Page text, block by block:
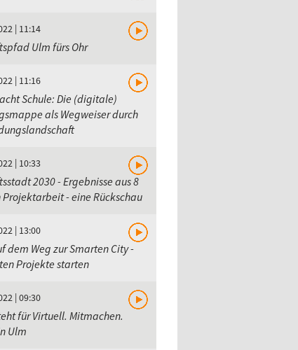
| 11:14
Ulm fürs Ohr
| 11:16
Schule: Die (digitale)
als Wegweiser durch
| 10:33
2030 - Ergebnisse aus 8
Projektarbeit - eine Rückschau
| 13:00
dem Weg zur Smarten City -
Projekte starten
| 09:30
für Virtuell. Mitmachen.
Ulm